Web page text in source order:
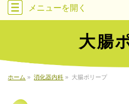
メニューを開く
大腸
ホーム » 消化器内科 » 大腸ポリープ